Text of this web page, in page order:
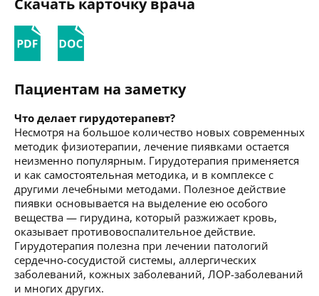
Пациентам на заметку
Что делает гирудотерапевт?
Несмотря на большое количество новых современных
методик физиотерапии, лечение пиявками остается
неизменно популярным. Гирудотерапия применяется
и как самостоятельная методика, и в комплексе с
другими лечебными методами. Полезное действие
пиявки основывается на выделение ею особого
вещества — гирудина, который разжижает кровь,
оказывает противовоспалительное действие.
Гирудотерапия полезна при лечении патологий
сердечно-сосудистой системы, аллергических
заболеваний, кожных заболеваний, ЛОР-заболеваний
и многих других.